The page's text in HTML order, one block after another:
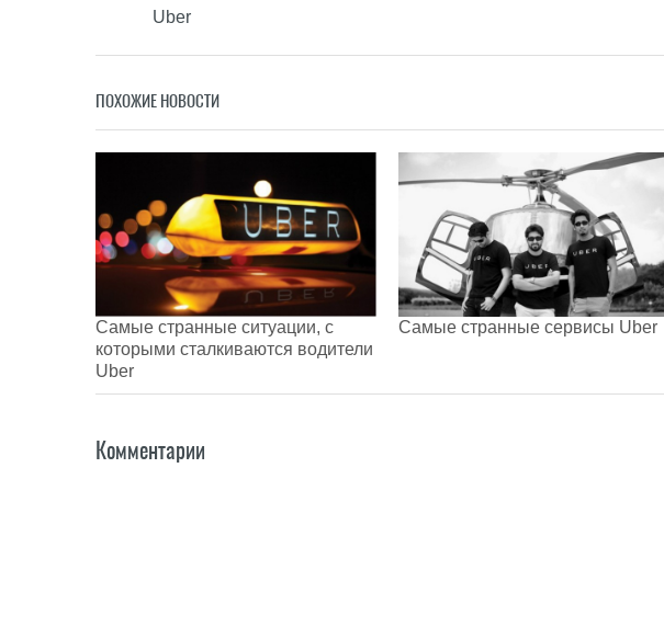
Uber
ПОХОЖИЕ НОВОСТИ
Самые странные ситуации, с
которыми сталкиваются водители
Uber
Самые странные сервисы Uber
Комментарии